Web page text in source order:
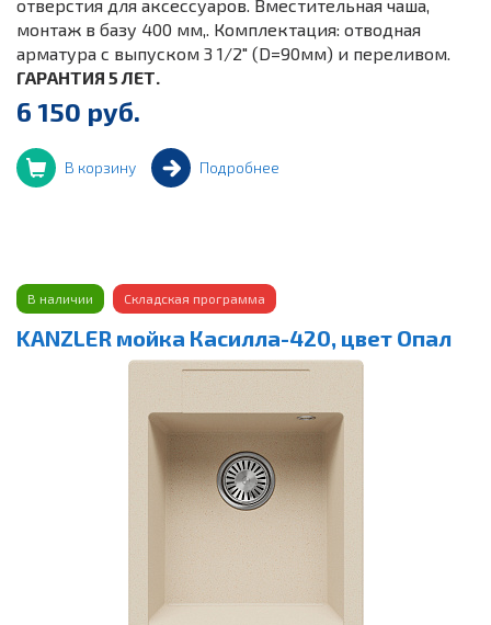
отверстия для аксессуаров. Вместительная чаша,
монтаж в базу 400 мм,. Комплектация: отводная
арматура с выпуском 3 1/2" (D=90мм) и переливом.
ГАРАНТИЯ 5 ЛЕТ.
6 150 руб.
В корзину Подробнее
В наличии Складская программа
KANZLER мойка Касилла-420, цвет Опал